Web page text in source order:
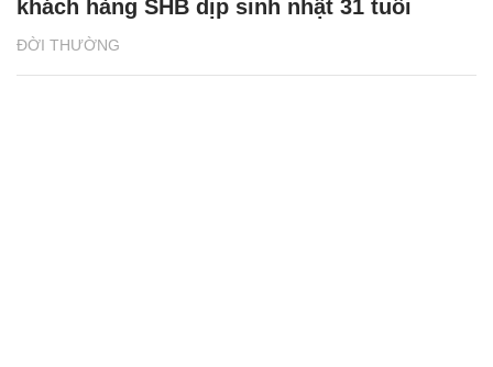
ĐỜI THƯỜNG
khách hàng SHB dịp sinh nhật 31 tuổi